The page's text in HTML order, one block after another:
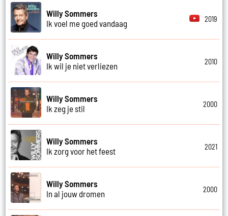
Willy Sommers
Ik voel me goed vandaag
2019
Willy Sommers
Ik wil je niet verliezen
2010
Willy Sommers
Ik zeg je stil
2000
Willy Sommers
Ik zorg voor het feest
2021
Willy Sommers
In al jouw dromen
2000